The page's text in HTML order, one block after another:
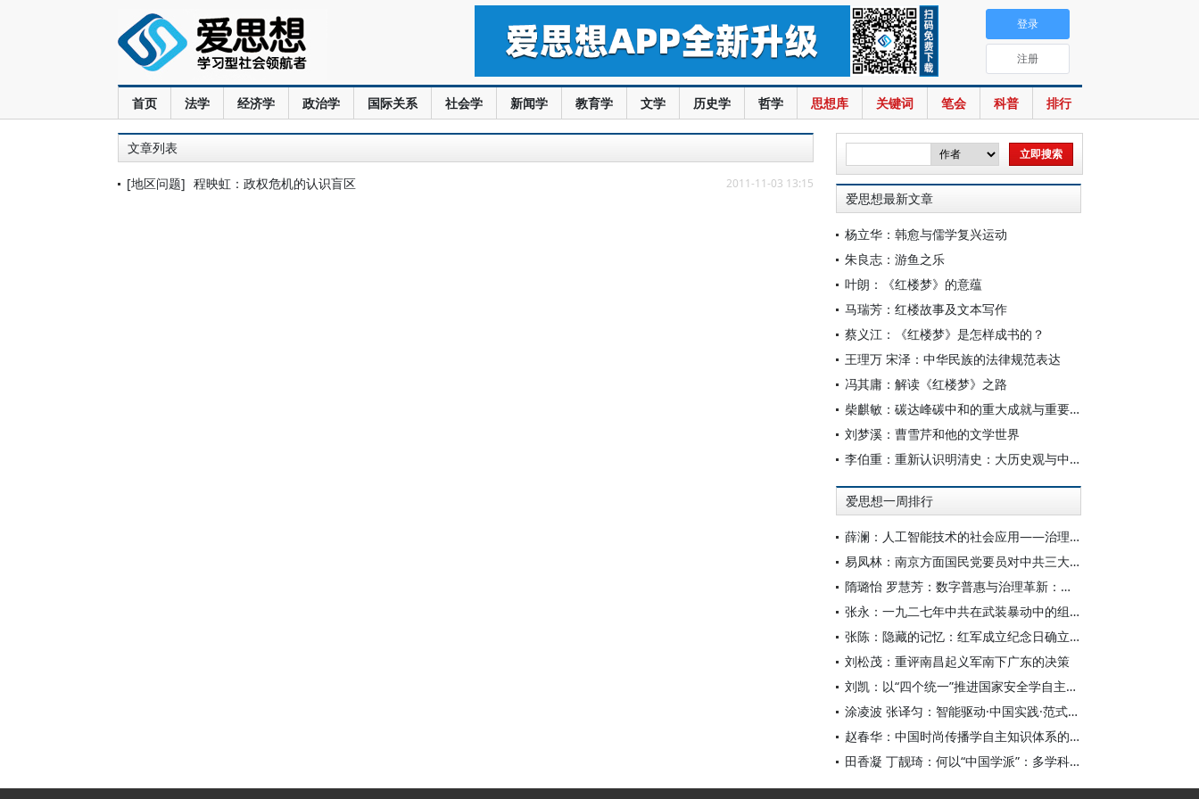
首页 法学 经济学 政治学 国际关系 社会学 新闻学 教育学 文学 历史学 哲学 思想库 关键词 笔会 科普 排行
登录
注册
文章列表
[地区问题] 程映虹：政权危机的认识盲区 2011-11-03 13:15
爱思想最新文章
杨立华：韩愈与儒学复兴运动
朱良志：游鱼之乐
叶朗：《红楼梦》的意蕴
马瑞芳：红楼故事及文本写作
蔡义江：《红楼梦》是怎样成书的？
王理万 宋泽：中华民族的法律规范表达
冯其庸：解读《红楼梦》之路
柴麒敏：碳达峰碳中和的重大成就与重要任务
刘梦溪：曹雪芹和他的文学世界
李伯重：重新认识明清史：大历史观与中国史学创新
爱思想一周排行
薛澜：人工智能技术的社会应用——治理挑战
易凤林：南京方面国民党要员对中共三大起义的反应
隋璐怡 罗慧芳：数字普惠与治理革新：中国人工智能赋能全球南方发展
张永：一九二七年中共在武装暴动中的组织转型
张陈：隐藏的记忆：红军成立纪念日确立前中共对南昌起义的纪念
刘松茂：重评南昌起义军南下广东的决策
刘凯：以“四个统一”推进国家安全学自主知识体系构建
涂凌波 张译匀：智能驱动·中国实践·范式创新：“构建中国新闻传播学自主知识体系”专题研讨会综述
赵春华：中国时尚传播学自主知识体系的内在逻辑与实践路径
田香凝 丁靓琦：何以“中国学派”：多学科视野下中国特色新闻传播学建设的研究